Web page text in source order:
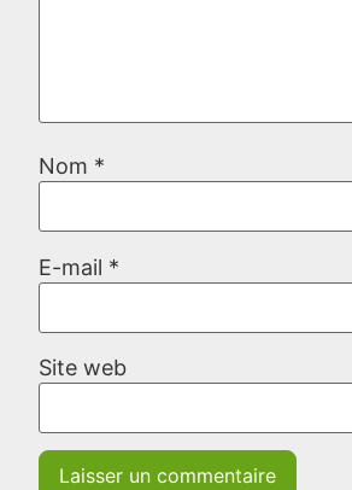
Nom *
E-mail *
Site web